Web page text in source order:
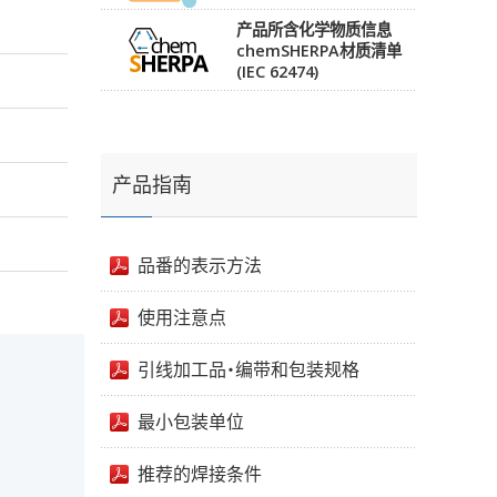
产品所含化学物质信息
chemSHERPA材质清单
(IEC 62474)
产品指南
品番的表示方法
使用注意点
引线加工品・编带和包装规格
最小包装单位
推荐的焊接条件